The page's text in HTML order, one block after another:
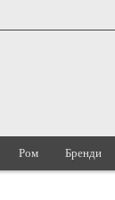
Ром Бренди